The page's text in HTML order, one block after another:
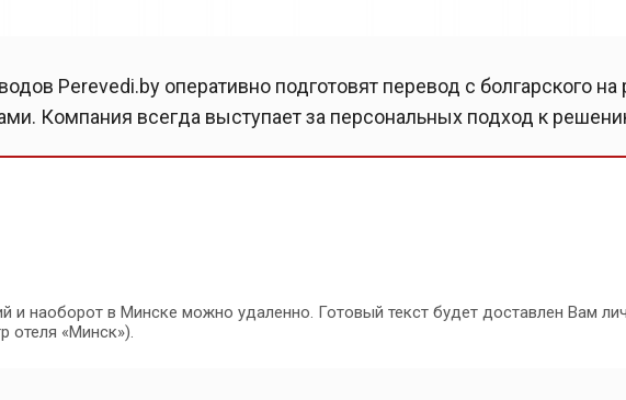
Perevedi.by оперативно подготовят перевод с болгарского
Компания всегда выступает за персональных подход к
и наоборот в Минске можно удаленно. Готовый текст будет доставлен Вам
отеля «Минск»).